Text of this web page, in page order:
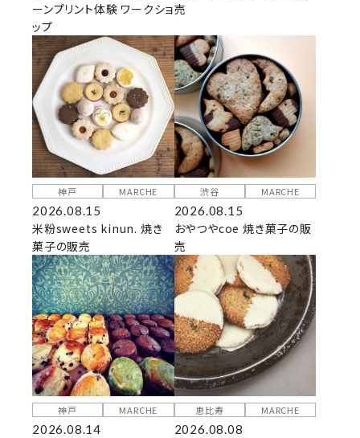
ーンプリント体験 ワークショ
ップ
売
神戸 MARCHE
2026.08.15
米粉sweets kinun. 焼き
菓子の販売
渋谷 MARCHE
2026.08.15
おやつやcoe 焼き菓子の販
売
神戸 MARCHE
2026.08.14
恵比寿 MARCHE
2026.08.08